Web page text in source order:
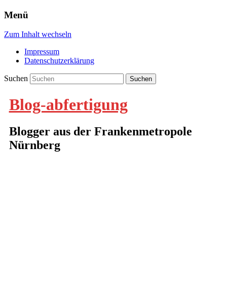
Menü
Zum Inhalt wechseln
Impressum
Datenschutzerklärung
Suchen
Blog-abfertigung
Blogger aus der Frankenmetropole
Nürnberg